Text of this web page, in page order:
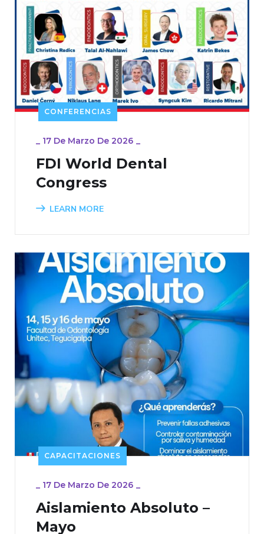
CONFERENCIAS
_ 17 De Marzo De 2026 _
FDI World Dental
Congress
LEARN MORE
CAPACITACIONES
_ 17 De Marzo De 2026 _
Aislamiento Absoluto –
Mayo